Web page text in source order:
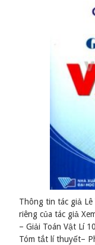
Thông tin tác giả
riêng của tác giả
– Giải Toán Vật Lí
Tóm tắt lí thuyết–